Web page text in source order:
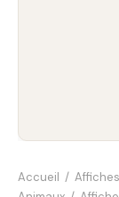
Accueil / Affiches